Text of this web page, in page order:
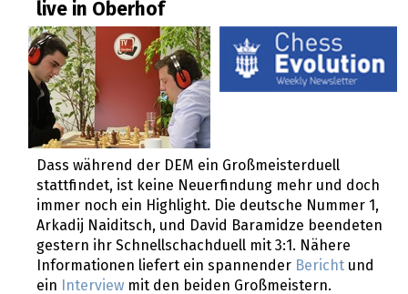
live in Oberhof
Dass während der DEM ein Großmeisterduell
stattfindet, ist keine Neuerfindung mehr und doch
immer noch ein Highlight. Die deutsche Nummer 1,
Arkadij Naiditsch, und David Baramidze beendeten
gestern ihr Schnellschachduell mit 3:1. Nähere
Informationen liefert ein spannender Bericht und
ein
Interview mit den beiden Großmeistern.